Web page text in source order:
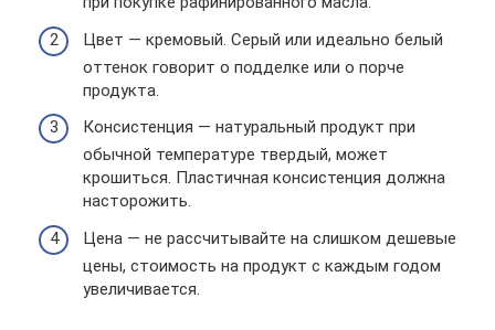
Цвет — кремовый. Серый или идеально белый
оттенок говорит о подделке или о порче
продукта.
Консистенция — натуральный продукт при
обычной температуре твердый, может
крошиться. Пластичная консистенция должна
насторожить.
Цена — не рассчитывайте на слишком дешевые
цены, стоимость на продукт с каждым годом
увеличивается.